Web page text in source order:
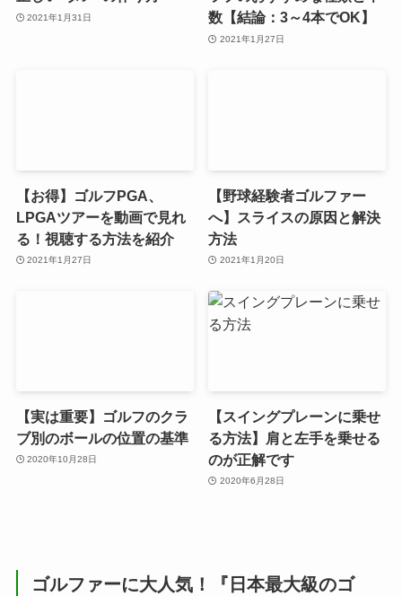
2021年1月31日
数【結論：3～4本でOK】
2021年1月27日
【お得】ゴルフPGA、
LPGAツアーを動画で見れ
る！視聴する方法を紹介
2021年1月27日
【野球経験者ゴルファー
へ】スライスの原因と解決
方法
2021年1月20日
【実は重要】ゴルフのクラ
ブ別のボールの位置の基準
2020年10月28日
【スイングプレーンに乗せ
る方法】肩と左手を乗せる
のが正解です
2020年6月28日
ゴルファーに大人気！『日本最大級のゴ